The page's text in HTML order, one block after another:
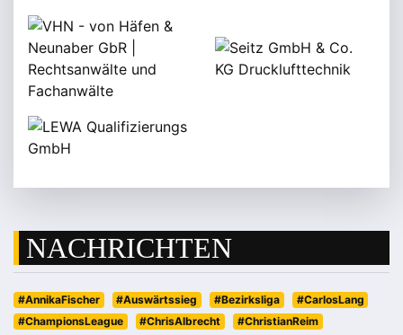
NACHRICHTEN
#AnnikaFischer #Auswärtssieg #Bezirksliga
#CarlosLang
#ChampionsLeague
#ChrisAlbrecht
#ChristianReim